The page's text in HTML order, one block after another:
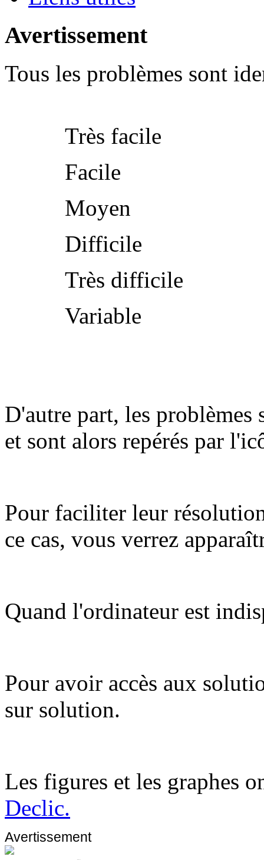
Avertissement
Tous les problèmes sont
Très facile
Facile
Moyen
Difficile
Très difficile
Variable
D'autre part, les problèmes
et sont alors repérés par
Pour faciliter leur
ce cas, vous verrez
Quand l'ordinateur est
Pour avoir accès aux
sur solution.
Les figures et les graphes
Declic.
Avertissement